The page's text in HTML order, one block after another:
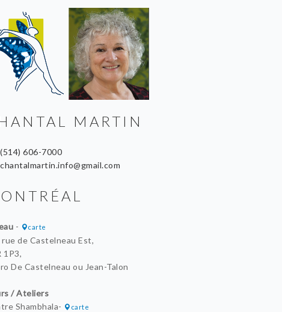
MARTIN
(514) 606-7000
chantalmartin.info@gmail.com
- carte
rue de Castelneau Est,
1P3,
De Castelneau ou Jean-Talon
/ Ateliers
Shambhala-
carte